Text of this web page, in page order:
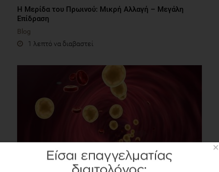
Η Μερίδα του Πρωινού: Μικρή Αλλαγή – Μεγάλη
Επίδραση
Blog
1 λεπτό να διαβαστεί
×